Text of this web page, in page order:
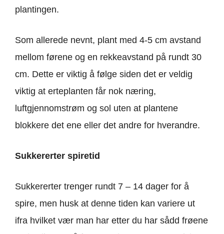
plantingen.
Som allerede nevnt, plant med 4-5 cm avstand
mellom førene og en rekkeavstand på rundt 30
cm. Dette er viktig å følge siden det er veldig
viktig at erteplanten får nok næring,
luftgjennomstrøm og sol uten at plantene
blokkere det ene eller det andre for hverandre.
Sukkererter spiretid
Sukkererter trenger rundt 7 – 14 dager for å
spire, men husk at denne tiden kan variere ut
ifra hvilket vær man har etter du har sådd frøene